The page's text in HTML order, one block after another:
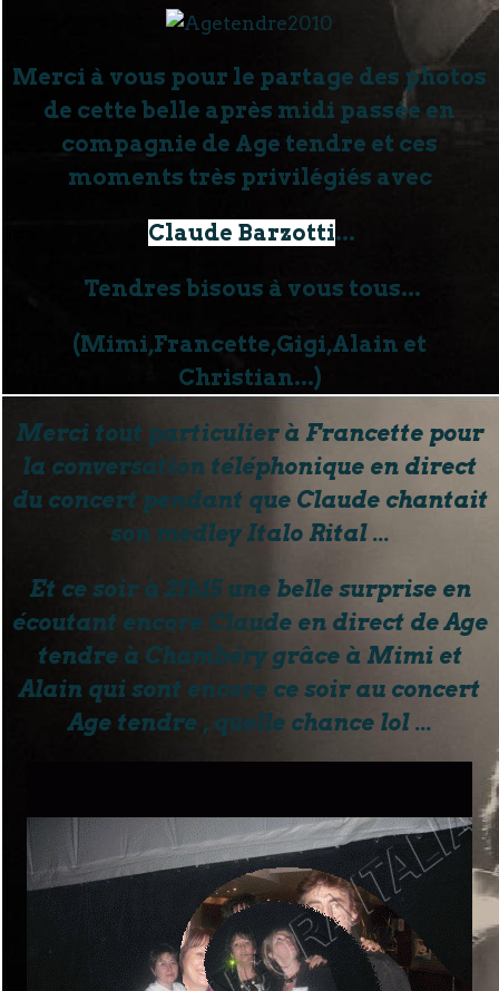
Merci à vous pour le partage des photos
de cette belle après midi passée en
compagnie de Age tendre et ces
moments très privilégiés avec
Claude Barzotti...
Tendres bisous à vous tous...
(Mimi,Francette,Gigi,Alain et
Christian...)
Merci tout particulier à Francette pour
la conversation téléphonique en direct
du concert pendant que Claude chantait
son medley Italo Rital ...
Et ce soir à 21h15 une belle surprise en
écoutant encore Claude en direct de Age
tendre à Chambéry grâce à Mimi et
Alain qui sont encore ce soir au concert
Age tendre , quelle chance lol ...